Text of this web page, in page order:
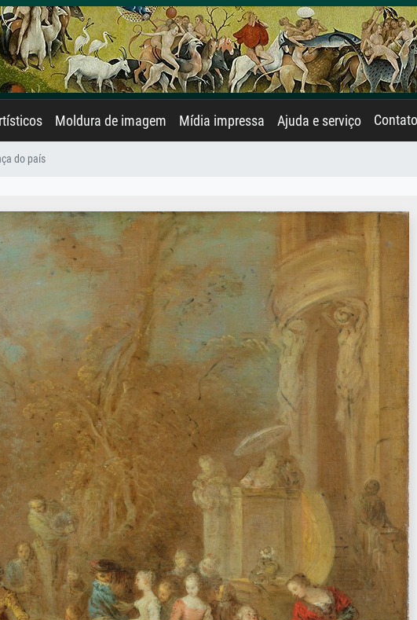
Moldura de imagem Mídia impressa Ajuda e serviço Contato
do país